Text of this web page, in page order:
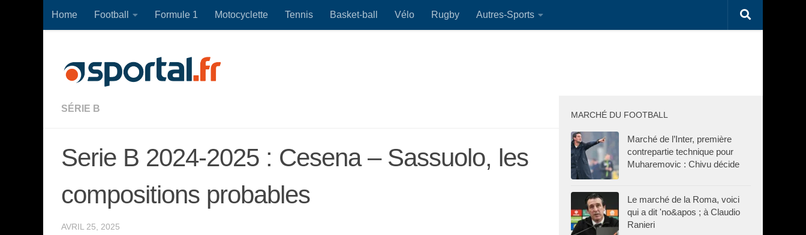
Skip to content
Home Football Formule 1 Motocyclette Tennis Basket-ball Vélo Rugby Autres-Sports
SÉRIE B
Serie B 2024-2025 : Cesena – Sassuolo, les
compositions probables
AVRIL 25, 2025
MARCHÉ DU FOOTBALL
Marché de l’Inter, première
contrepartie technique pour
Muharemovic : Chivu décide
Le marché de la Roma, voici
qui a dit 'no&apos ; à Claudio
Ranieri